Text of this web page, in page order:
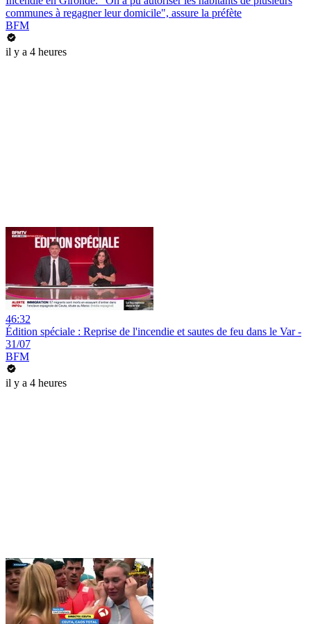
communes à regagner leur domicile", assure la préfète
BFM
il y a 4 heures
46:32
Édition spéciale : Reprise de l'incendie et sautes de feu dans le Var -
31/07
BFM
il y a 4 heures